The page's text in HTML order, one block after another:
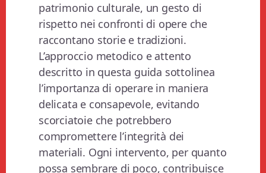
patrimonio culturale, un gesto di
rispetto nei confronti di opere che
raccontano storie e tradizioni.
L’approccio metodico e attento
descritto in questa guida sottolinea
l’importanza di operare in maniera
delicata e consapevole, evitando
scorciatoie che potrebbero
compromettere l’integrità dei
materiali. Ogni intervento, per quanto
possa sembrare di poco, contribuisce